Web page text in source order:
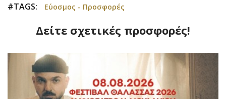
#TAGS: Εύοσμος - Προσφορές
Δείτε σχετικές προσφορές!